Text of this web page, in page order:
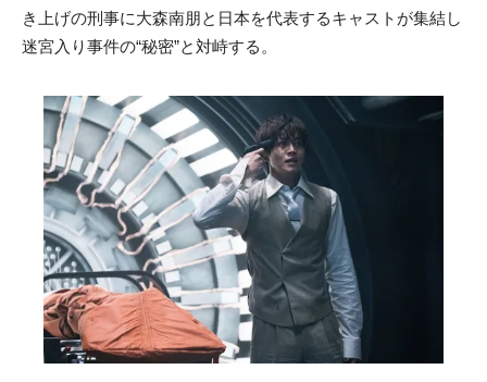
き上げの刑事に大森南朋と日本を代表するキャストが集結し
迷宮入り事件の“秘密”と対峙する。